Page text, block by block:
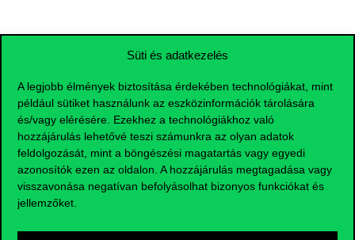
Süti és adatkezelés
A legjobb élmények biztosítása érdekében technológiákat, mint
például sütiket használunk az eszközinformációk tárolására
és/vagy elérésére. Ezekhez a technológiákhoz való
hozzájárulás lehetővé teszi számunkra az olyan adatok
feldolgozását, mint a böngészési magatartás vagy egyedi
azonosítók ezen az oldalon. A hozzájárulás megtagadása vagy
visszavonása negatívan befolyásolhat bizonyos funkciókat és
jellemzőket.
Az ösztöndíj elnyerésének
általános feltételei
2 lezárt félév a kiutazásig
Aktív hallgatói státusz az ösztöndíjas
időszak alatt
CEEPUS országbeli állampolgárság
állampolgársággal rendelkező pályázók